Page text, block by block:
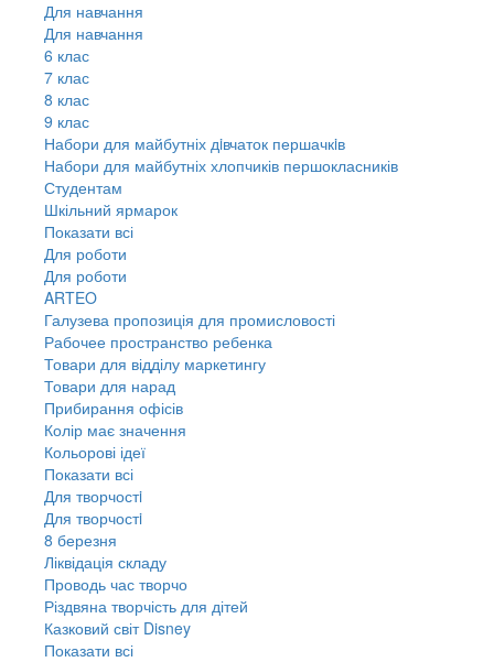
Для навчання
Для навчання
6 клас
7 клас
8 клас
9 клас
Набори для майбутніх дiвчаток першачкiв
Набори для майбутніх хлопчиків першокласників
Студентам
Шкільний ярмарок
Показати всі
Для роботи
Для роботи
ARTEO
Галузева пропозиція для промисловості
Рабочее пространство ребенка
Товари для відділу маркетингу
Товари для нарад
Прибирання офісів
Колір має значення
Кольорові ідеї
Показати всі
Для творчостi
Для творчостi
8 березня
Ліквідація складу
Проводь час творчо
Різдвяна творчість для дітей
Казковий світ Disney
Показати всі